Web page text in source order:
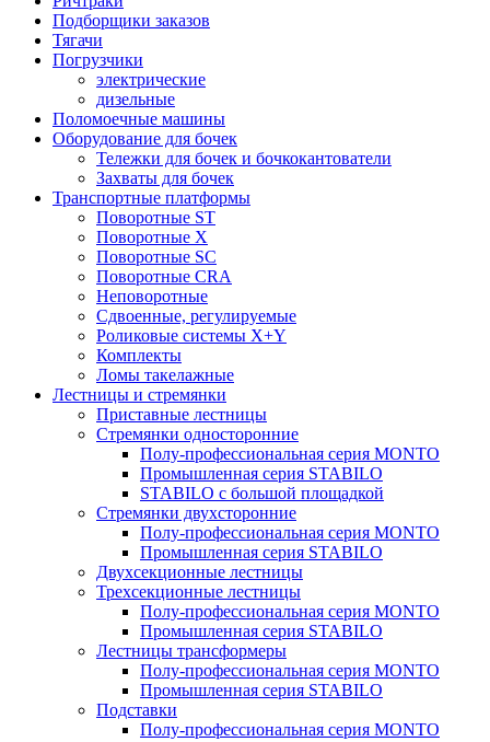
Подборщики заказов
Тягачи
Погрузчики
электрические
дизельные
Поломоечные машины
Оборудование для бочек
Тележки для бочек и бочкокантователи
Захваты для бочек
Транспортные платформы
Поворотные ST
Поворотные X
Поворотные SC
Поворотные CRA
Неповоротные
Сдвоенные, регулируемые
Роликовые системы X+Y
Комплекты
Ломы такелажные
Лестницы и стремянки
Приставные лестницы
Стремянки односторонние
Полу-профессиональная серия MONTO
Промышленная серия STABILO
STABILO с большой площадкой
Стремянки двухсторонние
Полу-профессиональная серия MONTO
Промышленная серия STABILO
Двухсекционные лестницы
Трехсекционные лестницы
Полу-профессиональная серия MONTO
Промышленная серия STABILO
Лестницы трансформеры
Полу-профессиональная серия MONTO
Промышленная серия STABILO
Подставки
Полу-профессиональная серия MONTO